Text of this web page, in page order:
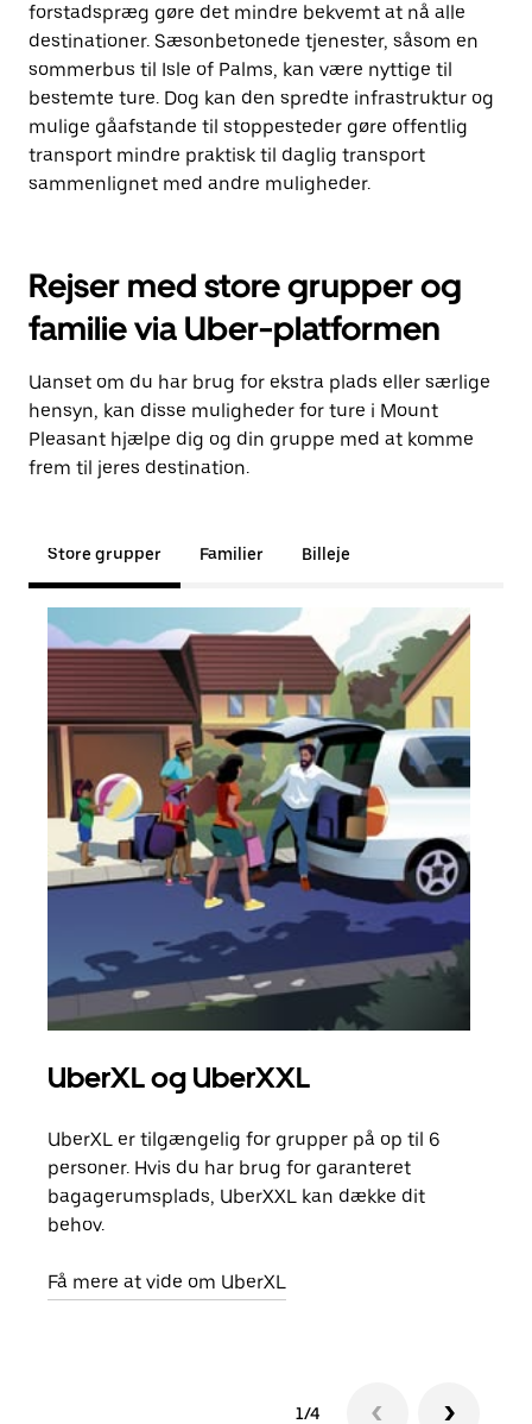
forstadspræg gøre det mindre bekvemt at nå alle
destinationer. Sæsonbetonede tjenester, såsom en
sommerbus til Isle of Palms, kan være nyttige til
bestemte ture. Dog kan den spredte infrastruktur og
mulige gåafstande til stoppesteder gøre offentlig
transport mindre praktisk til daglig transport
sammenlignet med andre muligheder.
Rejser med store grupper og
familie via Uber-platformen
Uanset om du har brug for ekstra plads eller særlige
hensyn, kan disse muligheder for ture i Mount
Pleasant hjælpe dig og din gruppe med at komme
frem til jeres destination.
Store grupper Familier Billeje
UberXL og UberXXL
UberXL er tilgængelig for grupper på op til 6
personer. Hvis du har brug for garanteret
bagagerumsplads, UberXXL kan dække dit
behov.
Få mere at vide om UberXL
1/4